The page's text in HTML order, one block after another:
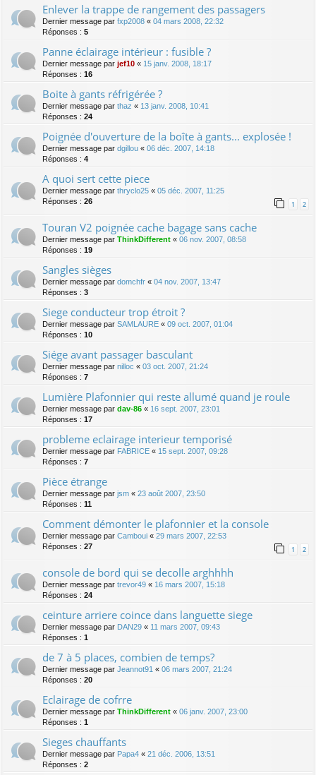
Enlever la trappe de rangement des passagers
Dernier message par fxp2008 « 04 mars 2008, 22:32
Réponses : 5
Panne éclairage intérieur : fusible ?
Dernier message par jef10 « 15 janv. 2008, 18:17
Réponses : 16
Boite à gants réfrigérée ?
Dernier message par thaz « 13 janv. 2008, 10:41
Réponses : 24
Poignée d'ouverture de la boîte à gants... explosée !
Dernier message par dgillou « 06 déc. 2007, 14:18
Réponses : 4
A quoi sert cette piece
Dernier message par thryclo25 « 05 déc. 2007, 11:25
Réponses : 26 1 2
Touran V2 poignée cache bagage sans cache
Dernier message par ThinkDifferent « 06 nov. 2007, 08:58
Réponses : 19
Sangles sièges
Dernier message par domchfr « 04 nov. 2007, 13:47
Réponses : 3
Siege conducteur trop étroit ?
Dernier message par SAMLAURE « 09 oct. 2007, 01:04
Réponses : 10
Siége avant passager basculant
Dernier message par nilloc « 03 oct. 2007, 21:24
Réponses : 7
Lumière Plafonnier qui reste allumé quand je roule
Dernier message par dav-86 « 16 sept. 2007, 23:01
Réponses : 17
probleme eclairage interieur temporisé
Dernier message par FABRICE « 15 sept. 2007, 09:28
Réponses : 7
Pièce étrange
Dernier message par jsm « 23 août 2007, 23:50
Réponses : 11
Comment démonter le plafonnier et la console
Dernier message par Camboui « 29 mars 2007, 22:53
Réponses : 27 1 2
console de bord qui se decolle arghhhh
Dernier message par trevor49 « 16 mars 2007, 15:18
Réponses : 24
ceinture arriere coince dans languette siege
Dernier message par DAN29 « 11 mars 2007, 09:43
Réponses : 1
de 7 à 5 places, combien de temps?
Dernier message par Jeannot91 « 06 mars 2007, 21:24
Réponses : 20
Eclairage de cofrre
Dernier message par ThinkDifferent « 06 janv. 2007, 23:00
Réponses : 1
Sieges chauffants
Dernier message par Papa4 « 21 déc. 2006, 13:51
Réponses : 2